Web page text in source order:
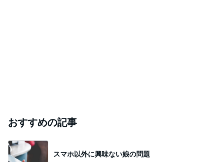
おすすめの記事
スマホ以外に興味ない娘の問題